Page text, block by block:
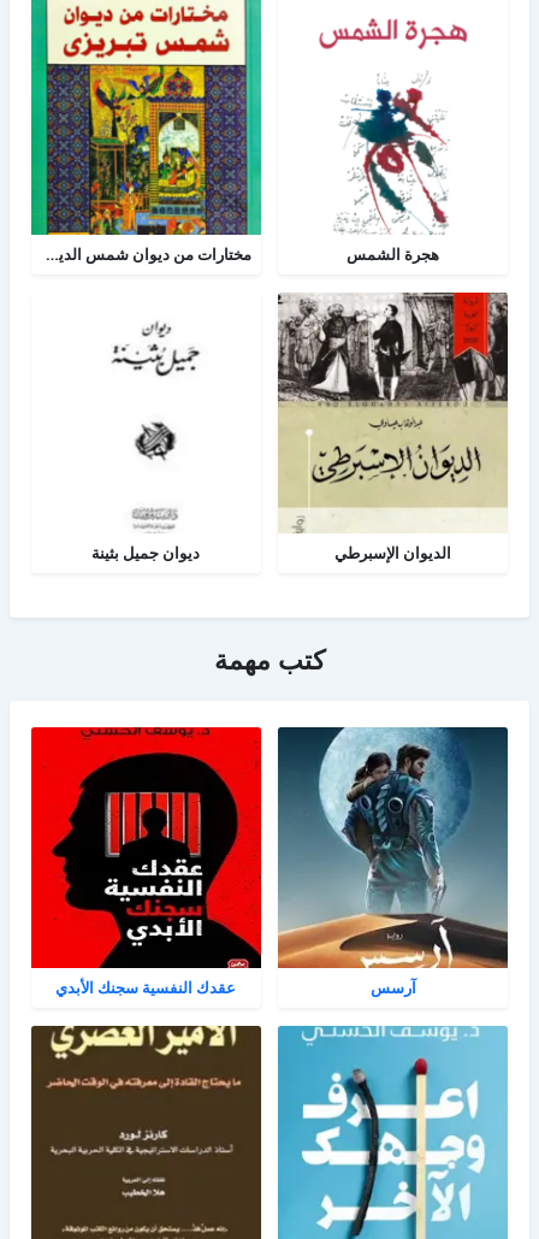
هجرة الشمس مختارات من ديوان شمس الدين تبريزي
الديوان الإسبرطي ديوان جميل بثينة
كتب مهمة
آرسس عقدك النفسية سجنك الأبدي